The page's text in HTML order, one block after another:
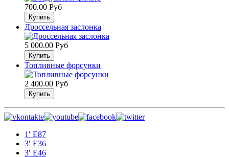
700.00 Руб
Дроссельная заслонка
5 000.00 Руб
Топливные форсунки
2 400.00 Руб
1′ E87
3′ E36
3′ E46